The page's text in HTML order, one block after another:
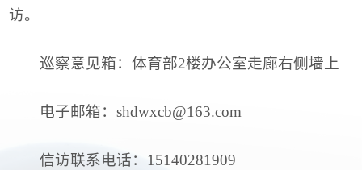
访。
巡察意见箱：体育部2楼办公室走廊右侧墙上
电子邮箱：shdwxcb@163.com
信访联系电话：15140281909